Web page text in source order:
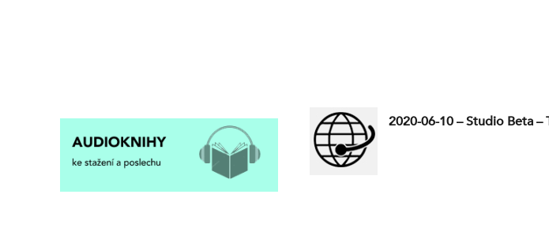
2020-06-10 – Studio Beta